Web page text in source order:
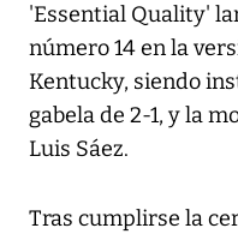
'Essential Quality'
número 14 en la
Kentucky, siendo
gabela de 2-1, y la
Luis Sáez.
Tras cumplirse la